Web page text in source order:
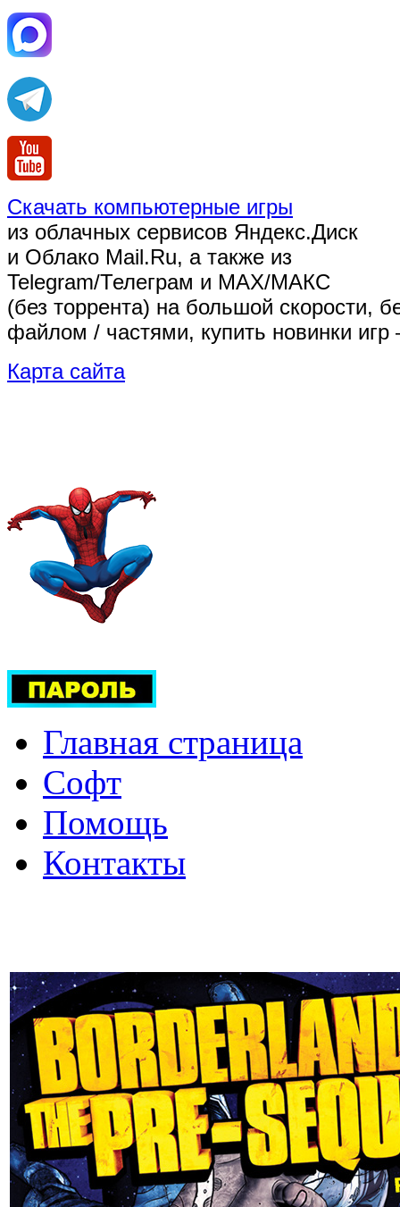
Скачать компьютерные игры
из облачных сервисов Яндекс.Диск
и Облако Mail.Ru, а также из
Telegram/Телеграм и MAX/МАКС
(без торрента) на большой скорости,
файлом / частями, купить новинки
Карта сайта
Главная страница
Софт
Помощь
Контакты